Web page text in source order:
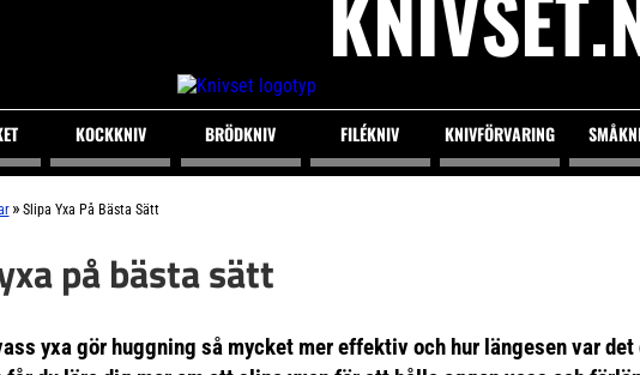
KOCKKNIV BRÖDKNIV FILÉKNIV KNIVFÖRVARING
» Slipa Yxa På Bästa Sätt
på bästa sätt
yxa gör huggning så mycket mer effektiv och hur längesen var